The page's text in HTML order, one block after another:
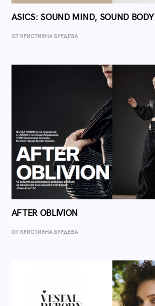
ASICS: SOUND MIND, SOUND BODY
ОТ КРИСТИЯНА БУРДЕВА
AFTER OBLIVION
ОТ КРИСТИЯНА БУРДЕВА